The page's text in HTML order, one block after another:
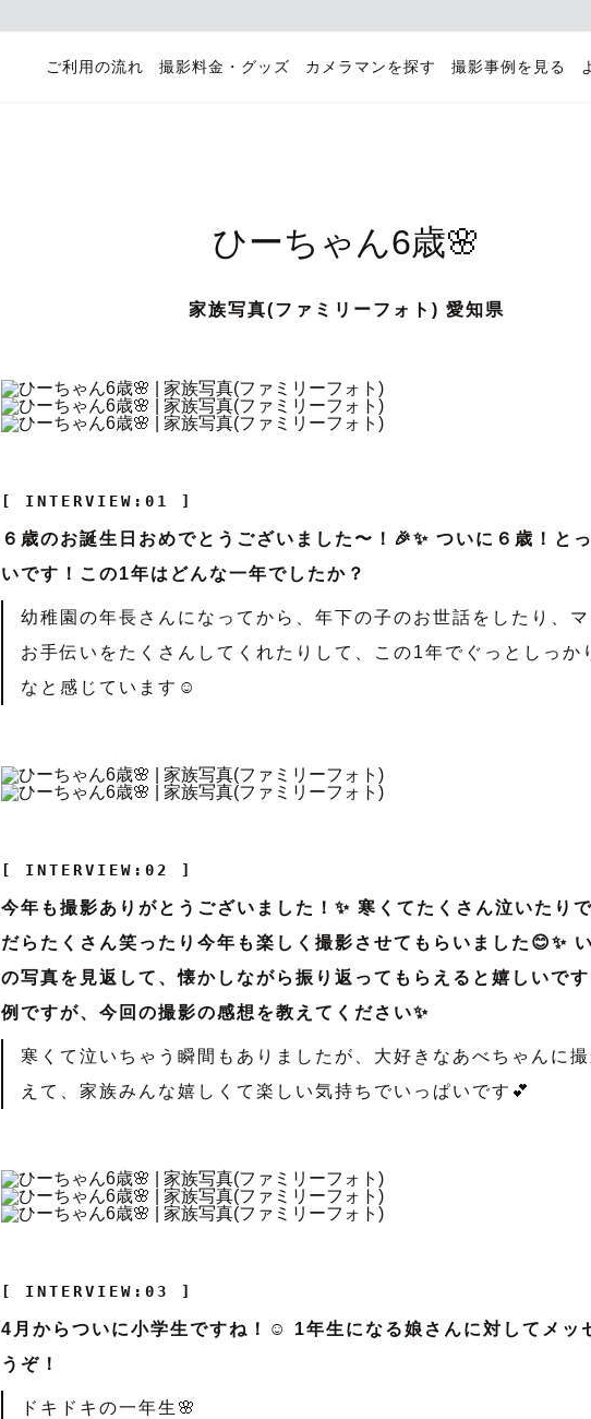
ご利用の流れ 撮影料金・グッズ カメラマンを探す 撮影事例を見る
ひーちゃん6歳🌸
家族写真(ファミリーフォト) 愛知県
[ INTERVIEW:01 ]
６歳のお誕生日おめでとうございました〜！🎉✨ ついに６歳！と
いです！この1年はどんな一年でしたか？
幼稚園の年長さんになってから、年下の子のお世話をしたり、
お手伝いをたくさんしてくれたりして、この1年でぐっとしっか
なと感じています☺️
[ INTERVIEW:02 ]
今年も撮影ありがとうございました！✨ 寒くてたくさん泣いたり
だらたくさん笑ったり今年も楽しく撮影させてもらいました😊✨
の写真を見返して、懐かしながら振り返ってもらえると嬉しいで
例ですが、今回の撮影の感想を教えてください✨
寒くて泣いちゃう瞬間もありましたが、大好きなあべちゃんに
えて、家族みんな嬉しくて楽しい気持ちでいっぱいです💕
[ INTERVIEW:03 ]
4月からついに小学生ですね！☺️ 1年生になる娘さんに対してメッ
うぞ！
ドキドキの一年生🌸